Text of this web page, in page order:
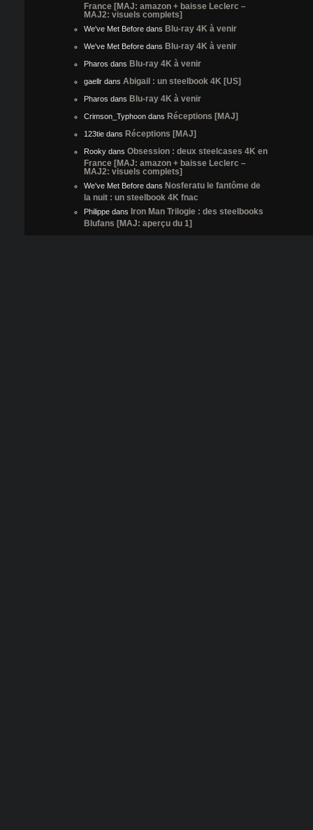
France [MAJ: amazon + baisse Leclerc –
MAJ2: visuels complets]
We've Met Before dans Blu-ray 4K à venir
We've Met Before dans Blu-ray 4K à venir
Pharos dans Blu-ray 4K à venir
gaellr dans Abigail : un steelbook 4K [US]
Pharos dans Blu-ray 4K à venir
Crimson_Typhoon dans Réceptions [MAJ]
123tie dans Réceptions [MAJ]
Rooky dans Obsession : deux steelcases 4K en
France [MAJ: amazon + baisse Leclerc –
MAJ2: visuels complets]
We've Met Before dans Nosferatu le fantôme de
la nuit : un steelbook 4K fnac
Philippe dans Iron Man Trilogie : des steelbooks
Blufans [MAJ: aperçu du 1]